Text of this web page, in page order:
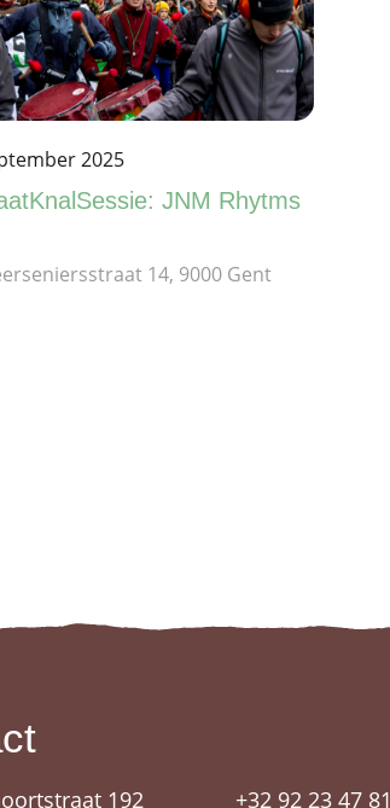
2025
JNM Rhytms
14, 9000 Gent
192 +32 92 23 47 81